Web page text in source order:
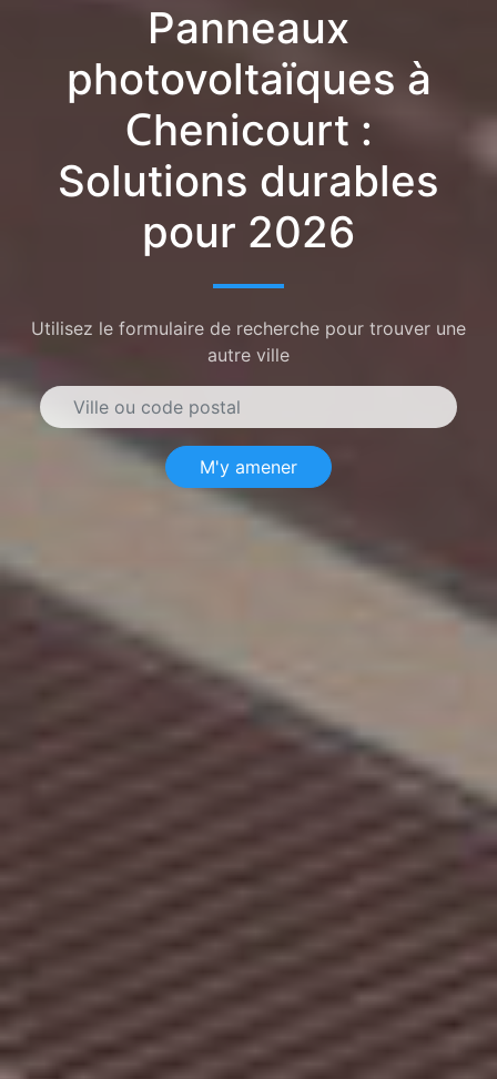
Panneaux
photovoltaïques à
Chenicourt :
Solutions durables
pour 2026
Utilisez le formulaire de recherche pour trouver une
autre ville
M'y amener